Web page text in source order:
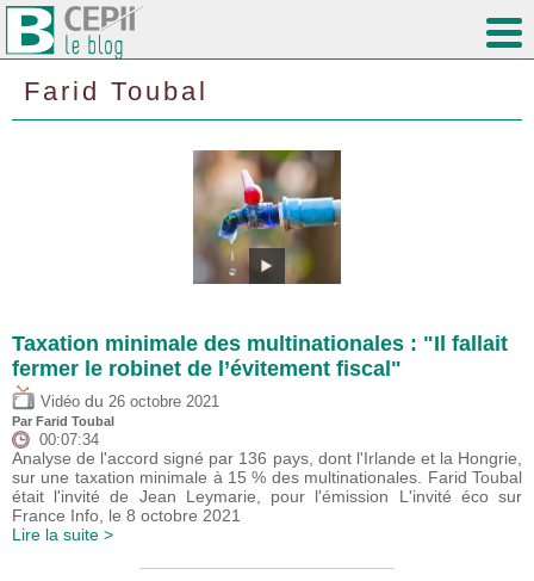
Farid Toubal
Taxation minimale des multinationales : "Il fallait
fermer le robinet de l’évitement fiscal"
Vidéo du 26 octobre 2021
Par Farid Toubal
00:07:34
Analyse de l'accord signé par 136 pays, dont l'Irlande et la Hongrie,
sur une taxation minimale à 15 % des multinationales. Farid Toubal
était l'invité de Jean Leymarie, pour l'émission L'invité éco sur
France Info, le 8 octobre 2021
Lire la suite >